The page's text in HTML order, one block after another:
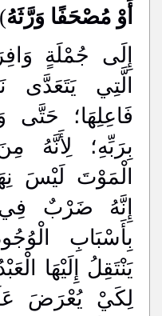
أَوْ مُصْحَفًا وَرَّثَهُ
إِلَى جُمْلَةٍ
الَّتِي يَتَعَدَّى
فَاعِلِهَا؛
بِرَبِّهِ؛ لِأَنَّهُ
الْمَوْتَ لَيْسَ
إِنَّهُ ضَرْبٌ
بِأَسْبَابِ
يَنْتَقِلُ إِلَيْهَا
لِكَيْ يُعْرَضَ